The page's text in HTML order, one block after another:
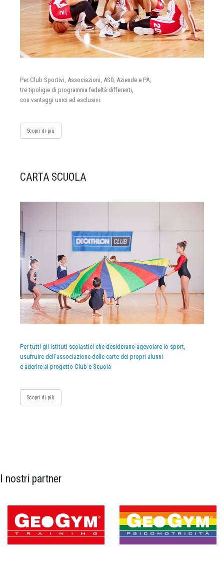
Per Club Sportivi, Associazioni, ASD, Aziende e PA,
tre tipoligie di programma fedeltà differenti,
con vantaggi unici ed esclusivi.
Scopri di più
CARTA SCUOLA
Per tutti gli istituti scolastici che desiderano agevolare lo sport,
usufruire dell’associazione delle carte dei propri alunni
e aderire al progetto Club e Scuola
Scopri di più
I nostri partner